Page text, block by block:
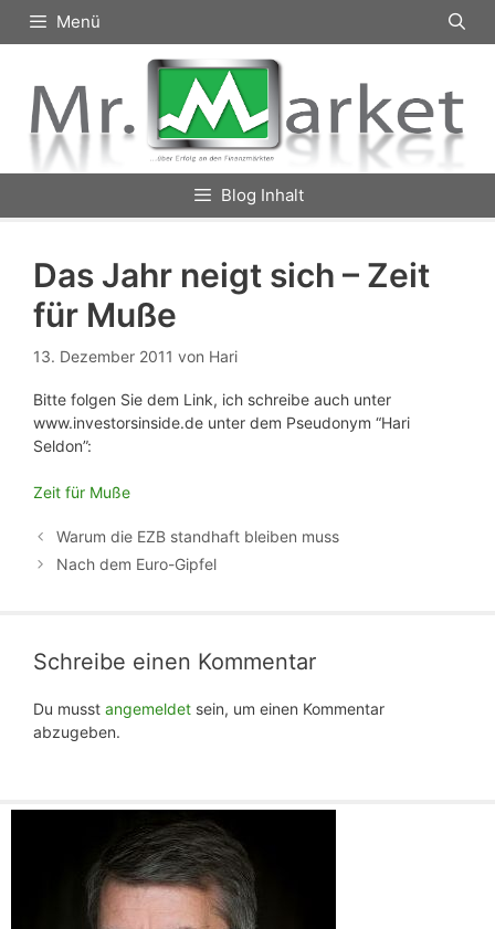
Inhalt
Menü
Blog Inhalt
Das Jahr neigt sich – Zeit
für Muße
13. Dezember 2011 von Hari
Bitte folgen Sie dem Link, ich schreibe auch unter
www.investorsinside.de unter dem Pseudonym “Hari
Seldon”:
Zeit für Muße
Warum die EZB standhaft bleiben muss
Nach dem Euro-Gipfel
Schreibe einen Kommentar
Du musst angemeldet sein, um einen Kommentar
abzugeben.